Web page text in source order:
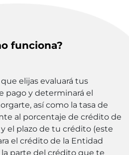
funciona?
elijas evaluará tus
pago y determinará el
así como la tasa de
al porcentaje de crédito de
el plazo de tu crédito (este
el crédito de la Entidad
la parte del crédito que te